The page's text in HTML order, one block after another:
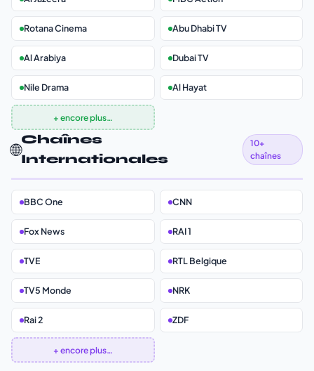
Rotana Cinema Abu Dhabi TV
Al Arabiya Dubai TV
Nile Drama Al Hayat
+ encore plus…
🌐Chaînes
Internationales
10+
chaînes
BBC One CNN
Fox News RAI 1
TVE RTL Belgique
TV5 Monde NRK
Rai 2 ZDF
+ encore plus…